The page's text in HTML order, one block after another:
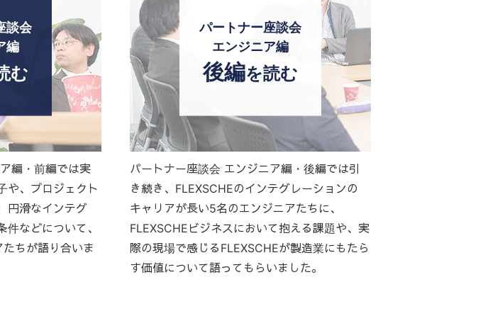
談会
編
む
編・前編では実
や、プロジェクト
円滑なインテグ
などについて、
ちが語り合いま
パートナー座談会
エンジニア編
後編を読む
パートナー座談会 エンジニア編・後編では引
き続き、FLEXSCHEのインテグレーションの
キャリアが長い5名のエンジニアたちに、
FLEXSCHEビジネスにおいて抱える課題や、実
際の現場で感じるFLEXSCHEが製造業にもたら
す価値について語ってもらいました。